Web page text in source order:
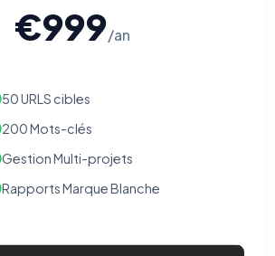
€999/an
50 URLS cibles
200 Mots-clés
Gestion Multi-projets
Rapports Marque Blanche